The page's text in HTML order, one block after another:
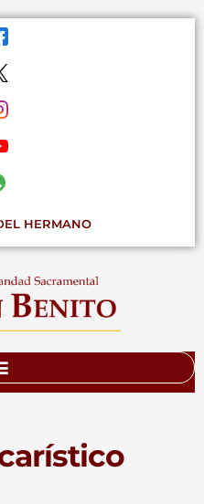
HERMANO